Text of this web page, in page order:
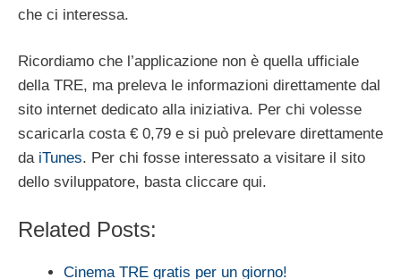
che ci interessa.
Ricordiamo che l’applicazione non è quella ufficiale
della TRE, ma preleva le informazioni direttamente dal
sito internet dedicato alla iniziativa. Per chi volesse
scaricarla costa € 0,79 e si può prelevare direttamente
da iTunes. Per chi fosse interessato a visitare il sito
dello sviluppatore, basta cliccare qui.
Related Posts:
Cinema TRE gratis per un giorno!